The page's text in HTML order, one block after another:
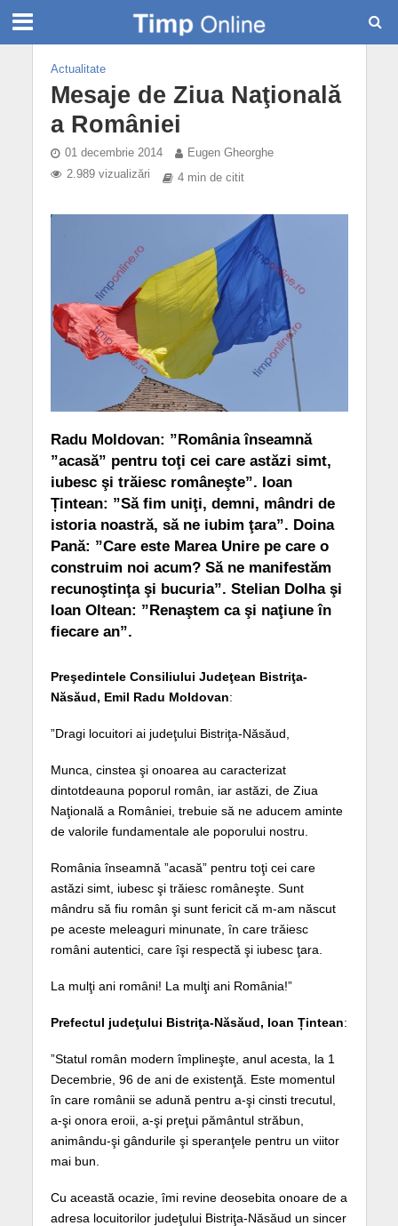
Actualitate
Mesaje de Ziua Naţională
a României
01 decembrie 2014
Eugen Gheorghe
2.989 vizualizări
4 min de citit
Radu Moldovan: ”România înseamnă
”acasă” pentru toţi cei care astăzi simt,
iubesc şi trăiesc româneşte”. Ioan
Țintean: ”Să fim uniţi, demni, mândri de
istoria noastră, să ne iubim ţara”. Doina
Pană: ”Care este Marea Unire pe care o
construim noi acum? Să ne manifestăm
recunoştinţa şi bucuria”. Stelian Dolha şi
Ioan Oltean: ”Renaştem ca şi naţiune în
fiecare an”.
Preşedintele Consiliului Judeţean Bistriţa-
Năsăud, Emil Radu Moldovan:
”Dragi locuitori ai judeţului Bistriţa-Năsăud,
Munca, cinstea şi onoarea au caracterizat
dintotdeauna poporul român, iar astăzi, de Ziua
Naţională a României, trebuie să ne aducem aminte
de valorile fundamentale ale poporului nostru.
România înseamnă ”acasă” pentru toţi cei care
astăzi simt, iubesc şi trăiesc româneşte. Sunt
mândru să fiu român şi sunt fericit că m-am născut
pe aceste meleaguri minunate, în care trăiesc
români autentici, care îşi respectă şi iubesc ţara.
La mulţi ani români! La mulţi ani România!”
Prefectul judeţului Bistriţa-Năsăud, Ioan Țintean:
”Statul român modern împlineşte, anul acesta, la 1
Decembrie, 96 de ani de existenţă. Este momentul
în care românii se adună pentru a-şi cinsti trecutul,
a-şi onora eroii, a-şi preţui pământul străbun,
animându-şi gândurile şi speranţele pentru un viitor
mai bun.
Cu această ocazie, îmi revine deosebita onoare de a
adresa locuitorilor judeţului Bistriţa-Năsăud un sincer